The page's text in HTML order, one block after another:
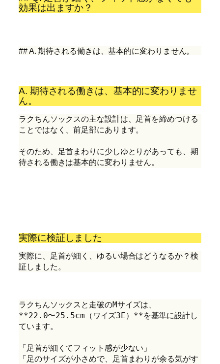
効果は出ますか？
## A. 期待される働きは、基本的に変わりません。
A. 期待される働きは、基本的に変わりませ
ん。
ラクちんソックスの主な設計は、足首を締めつける
ことではなく、前足部にあります。
そのため、足首まわりに少しゆとりがあっても、期
待される働きは基本的に変わりません。
実際に検証しました
実際に、足首が細く、ゆるい場合はどうなるか？検
証しました。
ラクちんソックスと走破のMサイズは、
**22.0〜25.5cm（ワイズ3E）**を基準に設計し
ています。
「足首が細くてフィット感が少ない」
「足のサイズが小さめで、足首まわりが余る気がす